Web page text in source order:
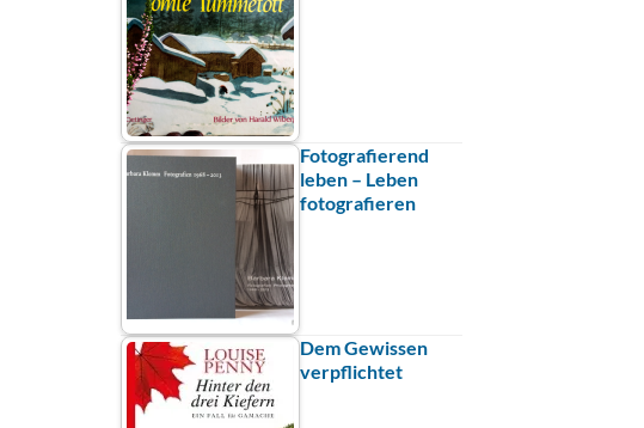
Fotografierend
leben – Leben
fotografieren
Dem Gewissen
verpflichtet